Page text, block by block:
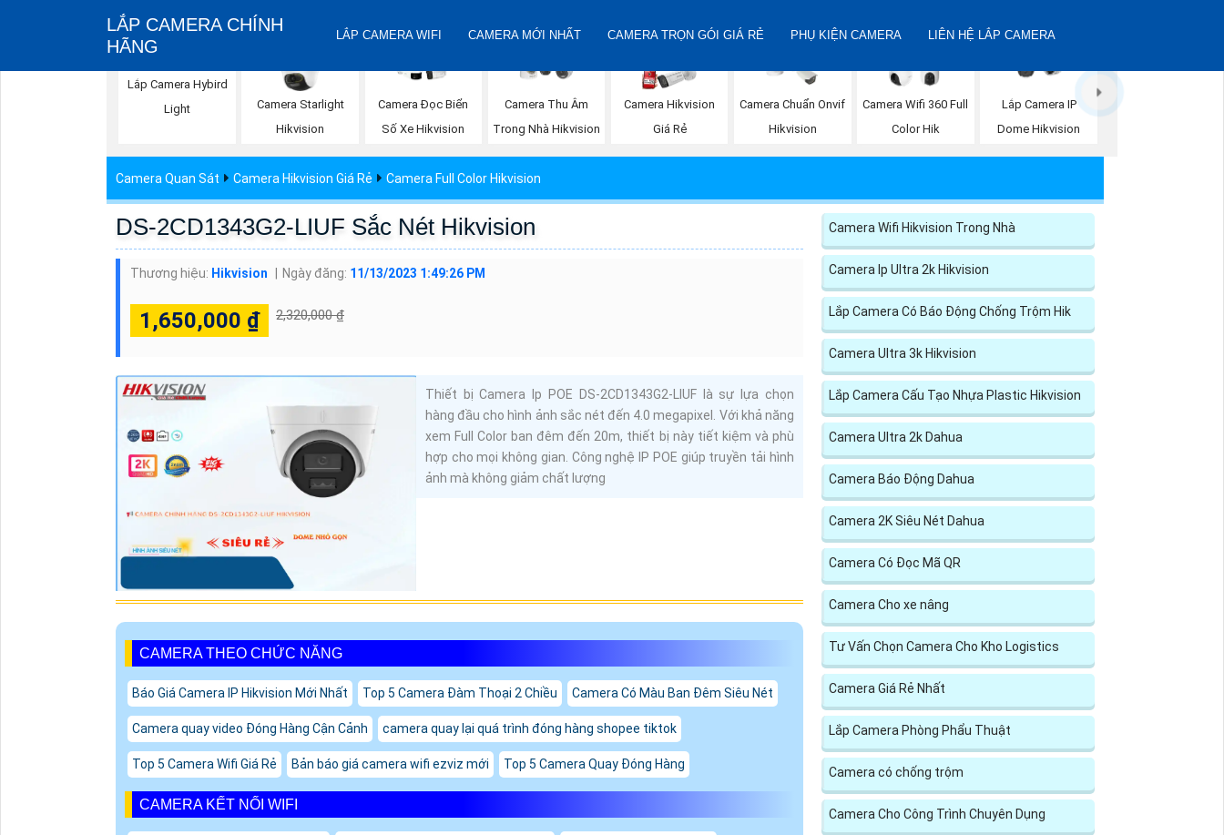
LẮP CAMERA CHÍNH
HÃNG
LẮP CAMERA WIFI CAMERA MỚI NHẤT CAMERA TRỌN GÓI GIÁ RẺ PHỤ KIỆN CAMERA LIÊN HỆ LẮP CAMERA
Lắp Camera Hybird
Light
Camera Starlight
Hikvision
Camera Đọc Biển
Số Xe Hikvision
Camera Thu Âm
Trong Nhà Hikvision
Camera Hikvision
Giá Rẻ
Camera Chuẩn Onvif
Hikvision
Camera Wifi 360 Full
Color Hik
Lắp Camera IP
Dome Hikvision
Camera Quan Sát Camera Hikvision Giá Rẻ Camera Full Color Hikvision
DS-2CD1343G2-LIUF Sắc Nét Hikvision
Thương hiệu: Hikvision Ngày đăng: 11/13/2023 1:49:26 PM
1,650,000 ₫ 2,320,000 ₫
Thiết bị Camera Ip POE DS-2CD1343G2-LIUF là sự lựa chọn
hàng đầu cho hình ảnh sắc nét đến 4.0 megapixel. Với khả năng
xem Full Color ban đêm đến 20m, thiết bị này tiết kiệm và phù
hợp cho mọi không gian. Công nghệ IP POE giúp truyền tải hình
ảnh mà không giảm chất lượng
CAMERA THEO CHỨC NĂNG
Báo Giá Camera IP Hikvision Mới Nhất Top 5 Camera Đàm Thoại 2 Chiều Camera Có Màu Ban Đêm Siêu Nét
Camera quay video Đóng Hàng Cận Cảnh camera quay lại quá trình đóng hàng shopee tiktok
Top 5 Camera Wifi Giá Rẻ Bản báo giá camera wifi ezviz mới Top 5 Camera Quay Đóng Hàng
CAMERA KẾT NỐI WIFI
Camera Wifi Hikvision Trong Nhà
Camera Ip Ultra 2k Hikvision
Lắp Camera Có Báo Động Chống Trộm Hik
Camera Ultra 3k Hikvision
Lắp Camera Cấu Tạo Nhựa Plastic Hikvision
Camera Ultra 2k Dahua
Camera Báo Động Dahua
Camera 2K Siêu Nét Dahua
Camera Có Đọc Mã QR
Camera Cho xe nâng
Tư Vấn Chọn Camera Cho Kho Logistics
Camera Giá Rẻ Nhất
Lắp Camera Phòng Phẩu Thuật
Camera có chống trộm
Camera Cho Công Trình Chuyên Dụng